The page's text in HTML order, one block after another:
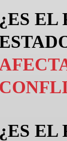
¿ES EL
¿ES EL